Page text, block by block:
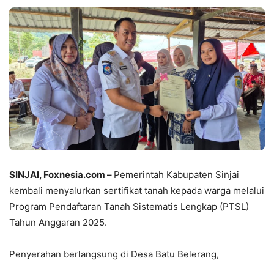
SINJAI, Foxnesia.com – Pemerintah Kabupaten Sinjai
kembali menyalurkan sertifikat tanah kepada warga melalui
Program Pendaftaran Tanah Sistematis Lengkap (PTSL)
Tahun Anggaran 2025.
Penyerahan berlangsung di Desa Batu Belerang,